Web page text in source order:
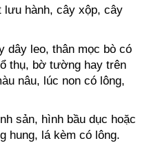
lưu hành, cây xộp, cây
dây leo, thân mọc bò có
thụ, bờ tường hay trên
nâu, lúc non có lông,
sản, hình bầu dục hoặc
hung, lá kèm có lông.